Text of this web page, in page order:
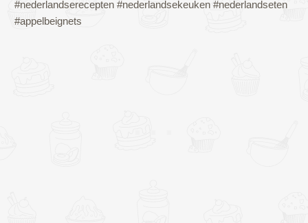
#nederlandserecepten #nederlandsekeuken #nederlandseten
#appelbeignets